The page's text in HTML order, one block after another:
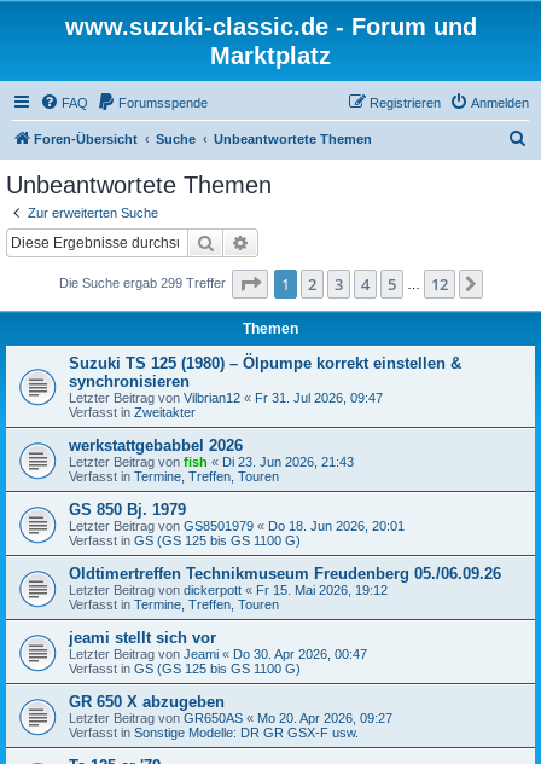
www.suzuki-classic.de - Forum und
Marktplatz
FAQ Forumsspende Anmelden
Registrieren
Foren-Übersicht Suche Unbeantwortete Themen
Unbeantwortete Themen
Zur erweiterten Suche
Suche
Die Suche ergab 299 Treffer Seite 1von 12
1 2 3 4 5 12
Themen
Suzuki TS 125 (1980) – Ölpumpe korrekt einstellen &
synchronisieren
Letzter Beitrag von Vilbrian12 « Fr 31. Jul 2026, 09:47
Verfasst in Zweitakter
werkstattgebabbel 2026
Letzter Beitrag von fish « Di 23. Jun 2026, 21:43
Verfasst in Termine, Treffen, Touren
GS 850 Bj. 1979
Letzter Beitrag von GS8501979 « Do 18. Jun 2026, 20:01
Verfasst in GS (GS 125 bis GS 1100 G)
Oldtimertreffen Technikmuseum Freudenberg 05./06.09.26
Letzter Beitrag von dickerpott « Fr 15. Mai 2026, 19:12
Verfasst in Termine, Treffen, Touren
jeami stellt sich vor
Letzter Beitrag von Jeami « Do 30. Apr 2026, 00:47
Verfasst in GS (GS 125 bis GS 1100 G)
GR 650 X abzugeben
Letzter Beitrag von GR650AS « Mo 20. Apr 2026, 09:27
Verfasst in Sonstige Modelle: DR GR GSX-F usw.